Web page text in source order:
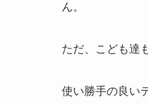
ん。
ただ、こども達
使い勝手の良い